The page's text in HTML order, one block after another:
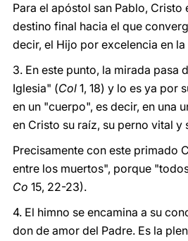
Para el apóstol san Pablo,
destino final hacia el que
decir, el Hijo por excelencia en
3. En este punto, la mirada
Iglesia" (Col 1, 18) y lo es ya por
en un "cuerpo", es decir, en una
en Cristo su raíz, su perno vital y
Precisamente con este primado
entre los muertos", porque
Co 15, 22-23).
4. El himno se encamina a su
don de amor del Padre. Es la